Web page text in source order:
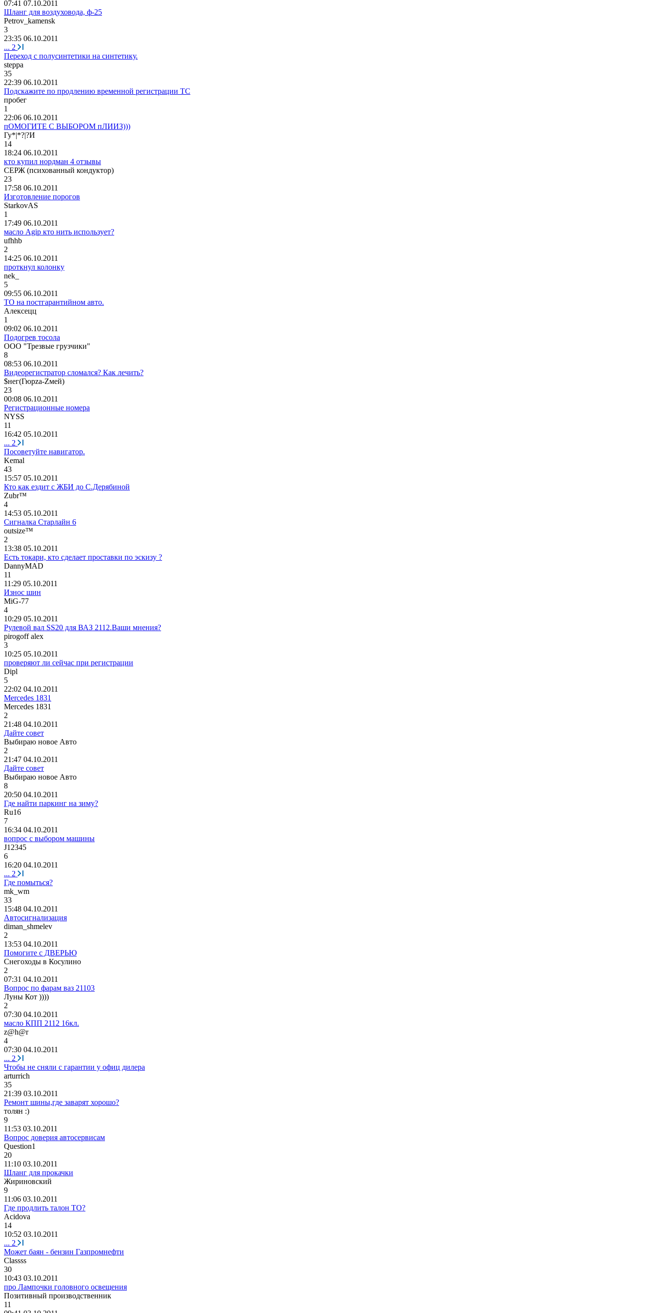
07:41 07.10.2011
Шланг для воздуховода, ф-25
Petrov_kamensk
3
23:35 06.10.2011
... 2
Переход с полусинтетики на синтетику.
steppa
35
22:39 06.10.2011
Подскажите по продлению временной регистрации ТС
пробег
1
22:06 06.10.2011
пОМОГИТЕ С ВЫБОРОМ пЛИИЗ)))
Гу*|*?|?И
14
18:24 06.10.2011
кто купил нордман 4 отзывы
СЕРЖ (психованный кондуктор)
23
17:58 06.10.2011
Изготовление порогов
StarkovAS
1
17:49 06.10.2011
масло Agip кто нить использует?
ufhhb
2
14:25 06.10.2011
проткнул колонку
nek_
5
09:55 06.10.2011
ТО на постгарантийном авто.
Алексецц
1
09:02 06.10.2011
Подогрев тосола
ООО "Трезвые грузчики"
8
08:53 06.10.2011
Видеорегистратор сломался? Как лечить?
$нег(Гюрza-Zмей)
23
00:08 06.10.2011
Регистрационные номера
NYSS
11
16:42 05.10.2011
... 2
Посоветуйте навигатор.
Kemal
43
15:57 05.10.2011
Кто как ездит с ЖБИ до С.Дерябиной
Zubr™
4
14:53 05.10.2011
Сигналка Старлайн 6
outsize™
2
13:38 05.10.2011
Есть токари, кто сделает проставки по эскизу ?
DannyMAD
11
11:29 05.10.2011
Износ шин
MiG-77
4
10:29 05.10.2011
Рулевой вал SS20 для ВАЗ 2112.Ваши мнения?
pirogoff alex
3
10:25 05.10.2011
проверяют ли сейчас при регистрации
Dipl
5
22:02 04.10.2011
Mercedes 1831
Mercedes 1831
2
21:48 04.10.2011
Дайте совет
Выбираю новое Авто
2
21:47 04.10.2011
Дайте совет
Выбираю новое Авто
8
20:50 04.10.2011
Где найти паркинг на зиму?
Ru16
7
16:34 04.10.2011
вопрос с выбором машины
J12345
6
16:20 04.10.2011
... 2
Где помыться?
mk_wm
33
15:48 04.10.2011
Автосигнализация
diman_shmelev
2
13:53 04.10.2011
Помогите с ДВЕРЬЮ
Снегоходы в Косулино
2
07:31 04.10.2011
Вопрос по фарам ваз 21103
Луны Кот ))))
2
07:30 04.10.2011
масло КПП 2112 16кл.
z@h@r
4
07:30 04.10.2011
... 2
Чтобы не сняли с гарантии у офиц дилера
arturrich
35
21:39 03.10.2011
Ремонт шины,где заварят хорошо?
толян :)
9
11:53 03.10.2011
Вопрос доверия автосервисам
Question1
20
11:10 03.10.2011
Шланг для прокачки
Жиpинoвcкий
9
11:06 03.10.2011
Где продлить талон ТО?
Аcidova
14
10:52 03.10.2011
... 2
Может баян - бензин Газпромнефти
Classss
30
10:43 03.10.2011
про Лампочки головного освещения
Позитивный производственник
11